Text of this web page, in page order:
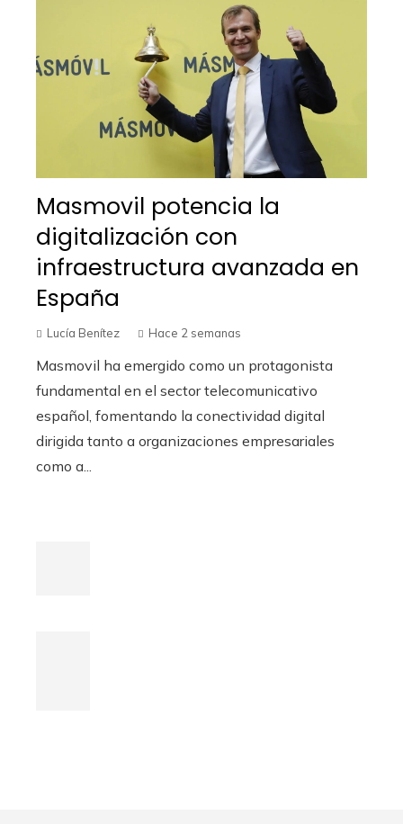
Masmovil potencia la
digitalización con
infraestructura avanzada en
España
Lucía Benítez Hace 2 semanas
Masmovil ha emergido como un protagonista
fundamental en el sector telecomunicativo
español, fomentando la conectividad digital
dirigida tanto a organizaciones empresariales
como a...